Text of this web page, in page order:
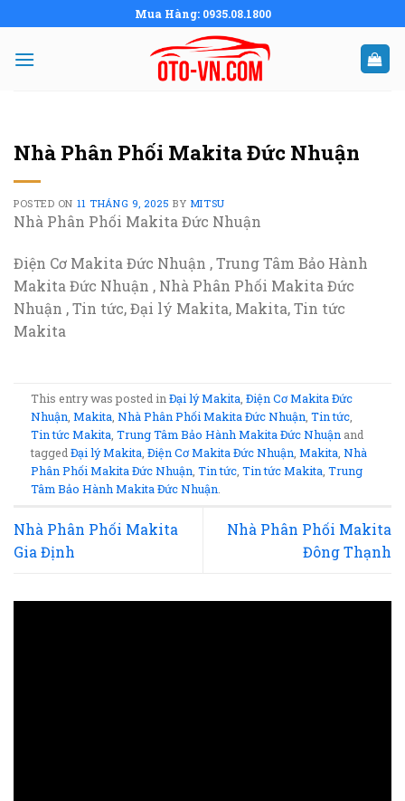
to
content
Mua Hàng: 0935.08.1800
Nhà Phân Phối Makita Đức Nhuận
POSTED ON 11 THÁNG 9, 2025 BY MITSU
Nhà Phân Phối Makita Đức Nhuận
Điện Cơ Makita Đức Nhuận , Trung Tâm Bảo Hành
Makita Đức Nhuận , Nhà Phân Phối Makita Đức
Nhuận , Tin tức, Đại lý Makita, Makita, Tin tức
Makita
This entry was posted inĐại lý Makita ,Điện Cơ Makita Đức
Nhuận ,Makita ,Nhà Phân Phối Makita Đức Nhuận ,Tin tức
Tin tức Makita ,Trung Tâm Bảo Hành Makita Đức Nhuận and
taggedĐại lý Makita ,Điện Cơ Makita Đức Nhuận ,Makita ,Nhà
Phân Phối Makita Đức Nhuận ,Tin tức ,Tin tức Makita ,Trung
Tâm Bảo Hành Makita Đức Nhuận
Nhà Phân Phối Makita
Gia Định
Nhà Phân Phối Makita
Đông Thạnh